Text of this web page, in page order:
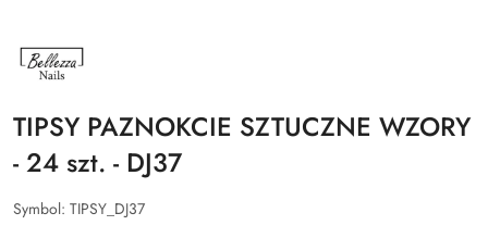
NAZWA
PRODUCENTA:
BELLEZZA
TIPSY PAZNOKCIE SZTUCZNE WZORY
- 24 szt. - DJ37
Symbol: TIPSY_DJ37